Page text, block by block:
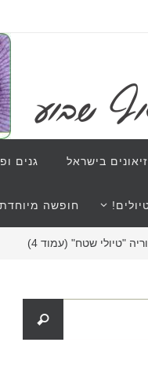
בישראל גנים
חופשה
"טיולי שטח" (עמוד 4)